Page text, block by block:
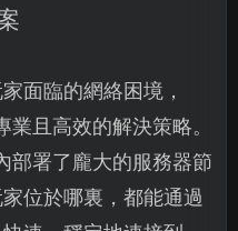
面臨的網絡困境，
業且高效的解決策略。
部署了龐大的服務器節
位於哪裏，都能通過